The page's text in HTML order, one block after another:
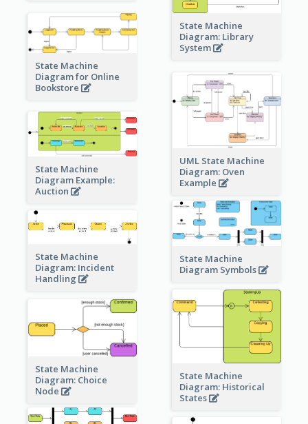
State Machine
Diagram: Library
System
State Machine
Diagram for Online
Bookstore
UML State Machine
Diagram: Oven
Example
State Machine
Diagram Example:
Auction
State Machine
Diagram Symbols
State Machine
Diagram: Incident
Handling
State Machine
Diagram: Historical
States
State Machine
Diagram: Choice
Node